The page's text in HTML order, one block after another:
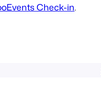
Check-in.